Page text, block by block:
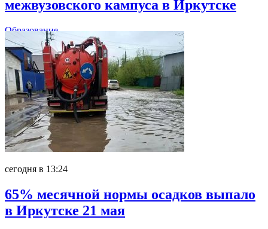
межвузовского кампуса в Иркутске
Образование
сегодня в 13:24
65% месячной нормы осадков выпало
в Иркутске 21 мая